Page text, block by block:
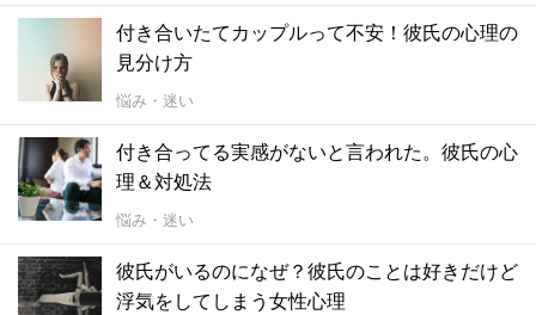
付き合いたてカップルって不安！彼氏の心理の
見分け方
悩み・迷い
付き合ってる実感がないと言われた。彼氏の心
理＆対処法
悩み・迷い
彼氏がいるのになぜ？彼氏のことは好きだけど
浮気をしてしまう女性心理